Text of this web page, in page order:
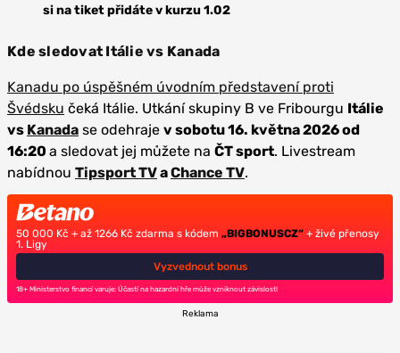
si na tiket přidáte v kurzu1.02
Kde sledovat Itálie vs Kanada
Kanadu po úspěšném úvodním představení proti
Švédsku čeká Itálie. Utkání skupiny B ve Fribourgu Itálie
vs Kanada se odehraje v sobotu 16. května 2026 od
16:20 a sledovat jej můžete na ČT sport. Livestream
nabídnou Tipsport TVaChance TV.
50 000 Kč + až 1266 Kč zdarma s kódem „BIGBONUSCZ“ + živé přenosy
1. Ligy
Vyzvednout bonus
18+ Ministerstvo financí varuje: Účastí na hazardní hře může vzniknout závislost!
Reklama